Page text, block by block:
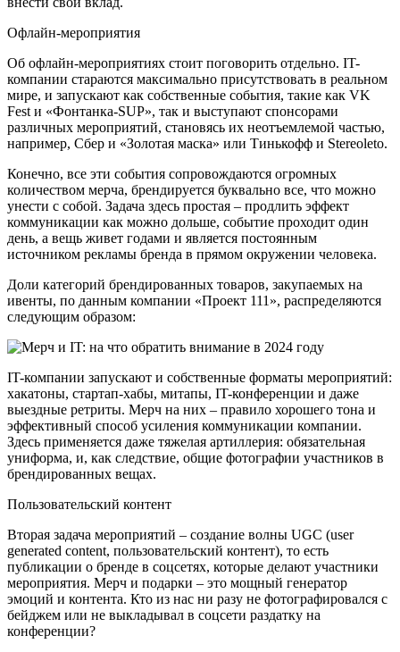
Офлайн-мероприятия
Об офлайн-мероприятиях стоит поговорить отдельно. IT-
компании стараются максимально присутствовать в реальном
мире, и запускают как собственные события, такие как VK
Fest и «Фонтанка-SUP», так и выступают спонсорами
различных мероприятий, становясь их неотъемлемой частью,
например, Сбер и «Золотая маска» или Тинькофф и Stereoleto.
Конечно, все эти события сопровождаются огромных
количеством мерча, брендируется буквально все, что можно
унести с собой. Задача здесь простая – продлить эффект
коммуникации как можно дольше, событие проходит один
день, а вещь живет годами и является постоянным
источником рекламы бренда в прямом окружении человека.
Доли категорий брендированных товаров, закупаемых на
ивенты, по данным компании «Проект 111», распределяются
следующим образом:
IT-компании запускают и собственные форматы мероприятий:
хакатоны, стартап-хабы, митапы, IT-конференции и даже
выездные ретриты. Мерч на них – правило хорошего тона и
эффективный способ усиления коммуникации компании.
Здесь применяется даже тяжелая артиллерия: обязательная
униформа, и, как следствие, общие фотографии участников в
брендированных вещах.
Пользовательский контент
Вторая задача мероприятий – создание волны UGC (user
generated content, пользовательский контент), то есть
публикации о бренде в соцсетях, которые делают участники
мероприятия. Мерч и подарки – это мощный генератор
эмоций и контента. Кто из нас ни разу не фотографировался с
бейджем или не выкладывал в соцсети раздатку на
конференции?